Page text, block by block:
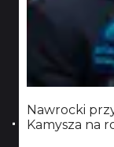
Nawrocki
Kamysza na